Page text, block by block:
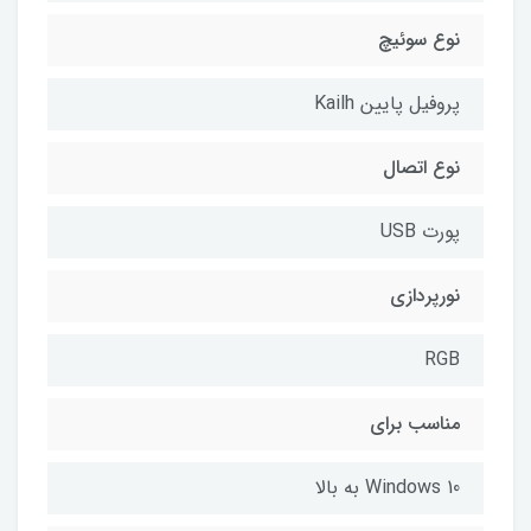
نوع سوئیچ
پروفیل پایین Kailh
نوع اتصال
پورت USB
نورپردازی
RGB
مناسب برای
Windows 10 به بالا